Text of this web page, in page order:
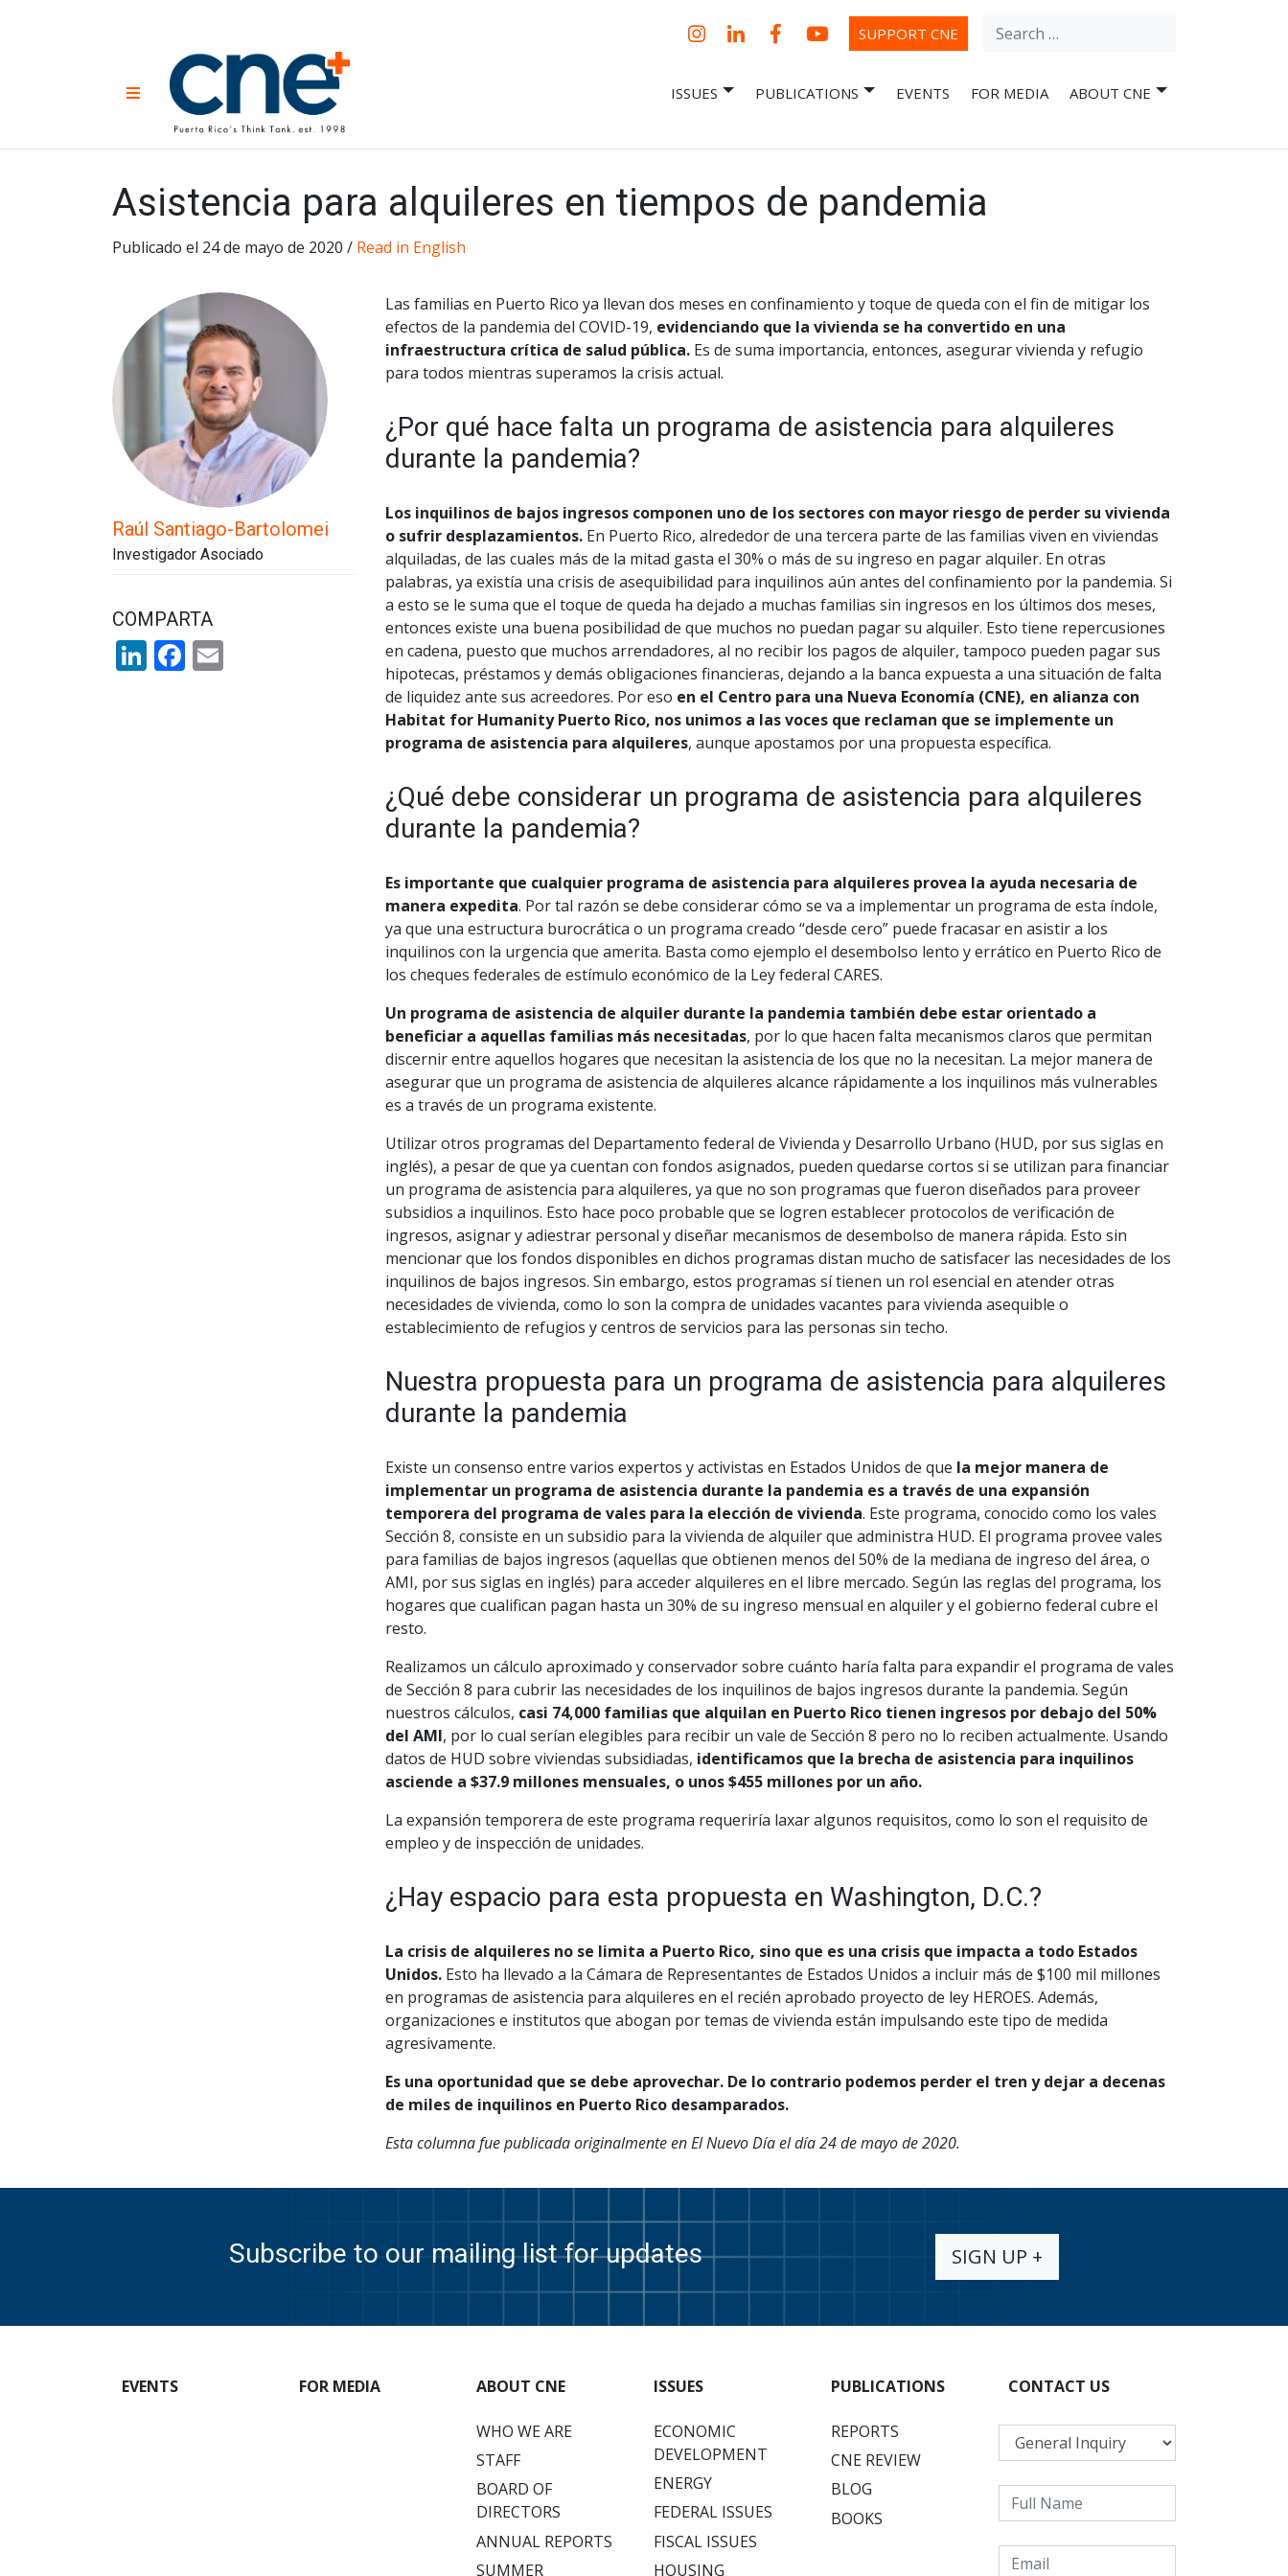
Instagram
LinkedInFacebookYouTubeSUPPORT CNE
Search
Una Nueva
for a New Economy
ISSUES PUBLICATIONS EVENTS FOR MEDIA ABOUT CNE
Asistencia para alquileres en tiempos de pandemia
Publicado el 24 de mayo de 2020 / Read in English
Raúl Santiago-Bartolomei
Investigador Asociado
COMPARTA
LinkedIn
Facebook
Las familias en Puerto Rico ya llevan dos meses en confinamiento y toque de queda con el fin de mitigar los
efectos de la pandemia del COVID-19, evidenciando que la vivienda se ha convertido en una
infraestructura crítica de salud pública. Es de suma importancia, entonces, asegurar vivienda y refugio
para todos mientras superamos la crisis actual.
¿Por qué hace falta un programa de asistencia para alquileres
durante la pandemia?
Los inquilinos de bajos ingresos componen uno de los sectores con mayor riesgo de perder su vivienda
o sufrir desplazamientos. En Puerto Rico, alrededor de una tercera parte de las familias viven en viviendas
alquiladas, de las cuales más de la mitad gasta el 30% o más de su ingreso en pagar alquiler. En otras
palabras, ya existía una crisis de asequibilidad para inquilinos aún antes del confinamiento por la pandemia. Si
a esto se le suma que el toque de queda ha dejado a muchas familias sin ingresos en los últimos dos meses,
entonces existe una buena posibilidad de que muchos no puedan pagar su alquiler. Esto tiene repercusiones
en cadena, puesto que muchos arrendadores, al no recibir los pagos de alquiler, tampoco pueden pagar sus
hipotecas, préstamos y demás obligaciones financieras, dejando a la banca expuesta a una situación de falta
de liquidez ante sus acreedores. Por eso en el Centro para una Nueva Economía (CNE), en alianza con
Habitat for Humanity Puerto Rico, nos unimos a las voces que reclaman que se implemente un
programa de asistencia para alquileres, aunque apostamos por una propuesta específica.
¿Qué debe considerar un programa de asistencia para alquileres
durante la pandemia?
Es importante que cualquier programa de asistencia para alquileres provea la ayuda necesaria de
manera expedita. Por tal razón se debe considerar cómo se va a implementar un programa de esta índole,
ya que una estructura burocrática o un programa creado “desde cero” puede fracasar en asistir a los
inquilinos con la urgencia que amerita. Basta como ejemplo el desembolso lento y errático en Puerto Rico de
los cheques federales de estímulo económico de la Ley federal CARES.
Un programa de asistencia de alquiler durante la pandemia también debe estar orientado a
beneficiar a aquellas familias más necesitadas, por lo que hacen falta mecanismos claros que permitan
discernir entre aquellos hogares que necesitan la asistencia de los que no la necesitan. La mejor manera de
asegurar que un programa de asistencia de alquileres alcance rápidamente a los inquilinos más vulnerables
es a través de un programa existente.
Utilizar otros programas del Departamento federal de Vivienda y Desarrollo Urbano (HUD, por sus siglas en
inglés), a pesar de que ya cuentan con fondos asignados, pueden quedarse cortos si se utilizan para financiar
un programa de asistencia para alquileres, ya que no son programas que fueron diseñados para proveer
subsidios a inquilinos. Esto hace poco probable que se logren establecer protocolos de verificación de
ingresos, asignar y adiestrar personal y diseñar mecanismos de desembolso de manera rápida. Esto sin
mencionar que los fondos disponibles en dichos programas distan mucho de satisfacer las necesidades de los
inquilinos de bajos ingresos. Sin embargo, estos programas sí tienen un rol esencial en atender otras
necesidades de vivienda, como lo son la compra de unidades vacantes para vivienda asequible o
establecimiento de refugios y centros de servicios para las personas sin techo.
Nuestra propuesta para un programa de asistencia para alquileres
durante la pandemia
Existe un consenso entre varios expertos y activistas en Estados Unidos de que la mejor manera de
implementar un programa de asistencia durante la pandemia es a través de una expansión
temporera del programa de vales para la elección de vivienda. Este programa, conocido como los vales
Sección 8, consiste en un subsidio para la vivienda de alquiler que administra HUD. El programa provee vales
para familias de bajos ingresos (aquellas que obtienen menos del 50% de la mediana de ingreso del área, o
AMI, por sus siglas en inglés) para acceder alquileres en el libre mercado. Según las reglas del programa, los
hogares que cualifican pagan hasta un 30% de su ingreso mensual en alquiler y el gobierno federal cubre el
resto.
Realizamos un cálculo aproximado y conservador sobre cuánto haría falta para expandir el programa de vales
de Sección 8 para cubrir las necesidades de los inquilinos de bajos ingresos durante la pandemia. Según
nuestros cálculos, casi 74,000 familias que alquilan en Puerto Rico tienen ingresos por debajo del 50%
del AMI, por lo cual serían elegibles para recibir un vale de Sección 8 pero no lo reciben actualmente. Usando
datos de HUD sobre viviendas subsidiadas, identificamos que la brecha de asistencia para inquilinos
asciende a $37.9 millones mensuales, o unos $455 millones por un año.
La expansión temporera de este programa requeriría laxar algunos requisitos, como lo son el requisito de
empleo y de inspección de unidades.
¿Hay espacio para esta propuesta en Washington, D.C.?
La crisis de alquileres no se limita a Puerto Rico, sino que es una crisis que impacta a todo Estados
Unidos. Esto ha llevado a la Cámara de Representantes de Estados Unidos a incluir más de $100 mil millones
en programas de asistencia para alquileres en el recién aprobado proyecto de ley HEROES. Además,
organizaciones e institutos que abogan por temas de vivienda están impulsando este tipo de medida
agresivamente.
Es una oportunidad que se debe aprovechar. De lo contrario podemos perder el tren y dejar a decenas
de miles de inquilinos en Puerto Rico desamparados.
Esta columna fue publicada originalmente en El Nuevo Día el día 24 de mayo de 2020.
Subscribe to our mailing list for updates SIGN UP +
EVENTS FOR MEDIA ABOUT CNE
WHO WE ARE
STAFF
BOARD OF
DIRECTORS
ANNUAL REPORTS
SUMMER
ISSUES
ECONOMIC
DEVELOPMENT
ENERGY
FEDERAL ISSUES
FISCAL ISSUES
HOUSING
PUBLICATIONS
REPORTS
CNE REVIEW
BLOG
BOOKS
CONTACT US